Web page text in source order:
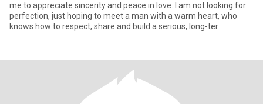
me to appreciate sincerity and peace in love. I am not looking for
perfection, just hoping to meet a man with a warm heart, who
knows how to respect, share and build a serious, long-ter